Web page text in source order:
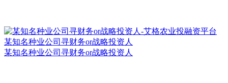
某知名种业公司寻财务or战略投资人
某知名种业公司寻财务or战略投资人